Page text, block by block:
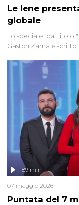
Le Iene
globale
Lo speciale, dal titolo
Gaston Zama e
racconta l'universo
globali e del
social network, talk
Puntata del 7
189 min
07 maggio 2026